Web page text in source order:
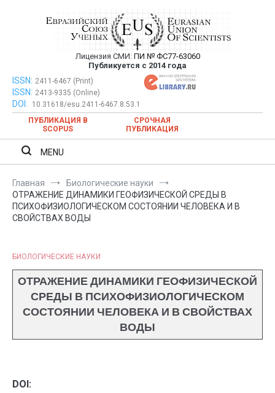
Евразийский Союз Ученых —
публикация научных статей в
ежемесячном научном журнале
Лицензия СМИ: ПИ № ФС77-63060
Публикуется с 2014 года
Евразийский Союз Ученых — публикация научных статей в
ежемесячном научном журнале
ISSN: 2411-6467 (Print)
ISSN: 2413-9335 (Online)
DOI:
10.31618/esu.2411-6467.8.53.1
ПУБЛИКАЦИЯ В
SCOPUS
СРОЧНАЯ
ПУБЛИКАЦИЯ
MENU
Главная
Биологические науки
ОТРАЖЕНИЕ ДИНАМИКИ ГЕОФИЗИЧЕСКОЙ СРЕДЫ В
ПСИХОФИЗИОЛОГИЧЕСКОМ СОСТОЯНИИ ЧЕЛОВЕКА И В
СВОЙСТВАХ ВОДЫ
БИОЛОГИЧЕСКИЕ НАУКИ
ОТРАЖЕНИЕ ДИНАМИКИ ГЕОФИЗИЧЕСКОЙ
СРЕДЫ В ПСИХОФИЗИОЛОГИЧЕСКОМ
СОСТОЯНИИ ЧЕЛОВЕКА И В СВОЙСТВАХ
ВОДЫ
DOI: